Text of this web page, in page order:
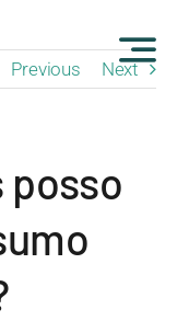
Previous Next
posso